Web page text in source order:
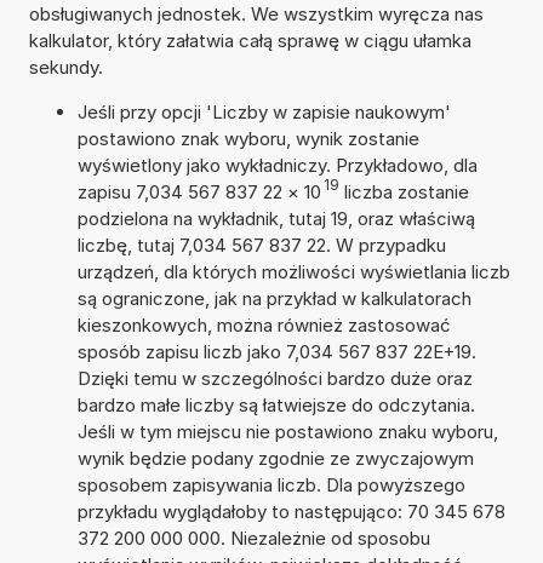
obsługiwanych jednostek. We wszystkim wyręcza nas
kalkulator, który załatwia całą sprawę w ciągu ułamka
sekundy.
Jeśli przy opcji 'Liczby w zapisie naukowym'
postawiono znak wyboru, wynik zostanie
wyświetlony jako wykładniczy. Przykładowo, dla
zapisu 7,034 567 837 22 × 10 19 liczba zostanie
podzielona na wykładnik, tutaj 19, oraz właściwą
liczbę, tutaj 7,034 567 837 22. W przypadku
urządzeń, dla których możliwości wyświetlania liczb
są ograniczone, jak na przykład w kalkulatorach
kieszonkowych, można również zastosować
sposób zapisu liczb jako 7,034 567 837 22E+19.
Dzięki temu w szczególności bardzo duże oraz
bardzo małe liczby są łatwiejsze do odczytania.
Jeśli w tym miejscu nie postawiono znaku wyboru,
wynik będzie podany zgodnie ze zwyczajowym
sposobem zapisywania liczb. Dla powyższego
przykładu wyglądałoby to następująco: 70 345 678
372 200 000 000. Niezależnie od sposobu